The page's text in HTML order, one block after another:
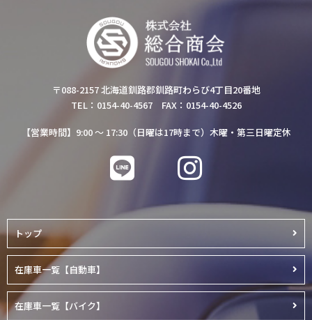
〒088-2157 北海道釧路郡釧路町わらび4丁目20番地
TEL：0154-40-4567 FAX：0154-40-4526
【営業時間】9:00 ～ 17:30（日曜は17時まで）木曜・第三日曜定休
トップ
在庫車一覧【自動車】
在庫車一覧【バイク】